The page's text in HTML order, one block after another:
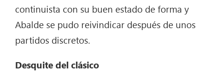
continuista con su buen estado de forma y
Abalde se pudo reivindicar después de unos
partidos discretos.
Desquite del clásico